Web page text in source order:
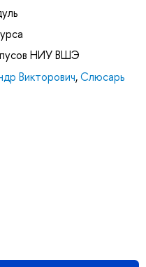
НИУ ВШЭ
Викторович,Слюсарь